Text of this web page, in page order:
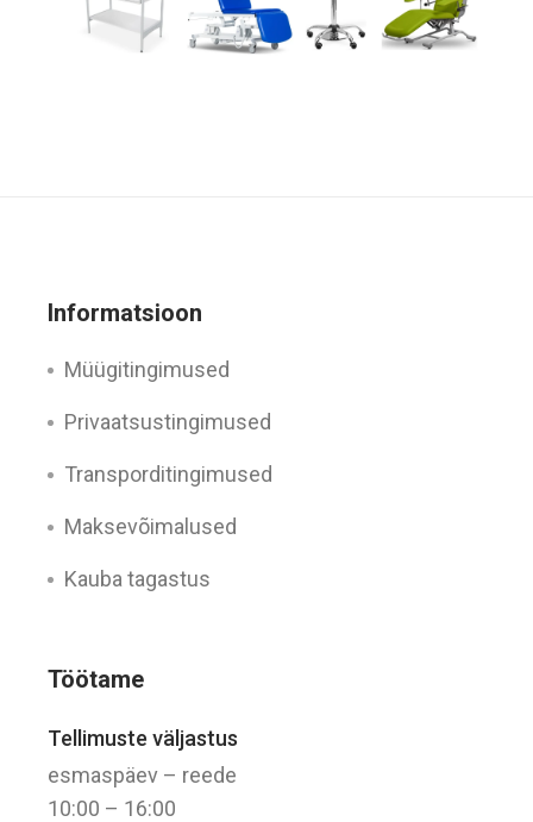
Töötame
Tellimuste väljastus
esmaspäev – reede
10:00 – 16:00
Informatsioon
Müügitingimused
Privaatsustingimused
Transporditingimused
Maksevõimalused
Kauba tagastus